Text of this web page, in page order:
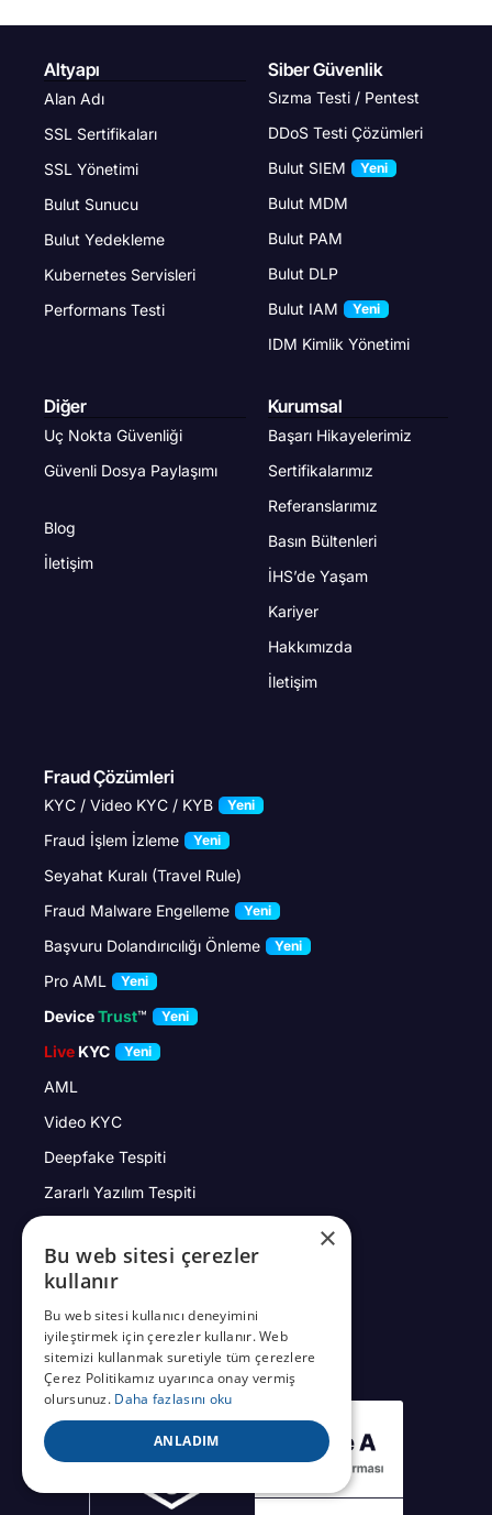
Altyapı
Alan Adı
SSL Sertifikaları
SSL Yönetimi
Bulut Sunucu
Bulut Yedekleme
Kubernetes Servisleri
Performans Testi
Siber Güvenlik
Sızma Testi / Pentest
DDoS Testi Çözümleri
Bulut SIEM
Yeni
Bulut MDM
Bulut PAM
Bulut DLP
Bulut IAM
Yeni
IDM Kimlik Yönetimi
Diğer
Uç Nokta Güvenliği
Güvenli Dosya Paylaşımı
Blog
İletişim
Kurumsal
Başarı Hikayelerimiz
Sertifikalarımız
Referanslarımız
Basın Bültenleri
İHS’de Yaşam
Kariyer
Hakkımızda
İletişim
Fraud Çözümleri
KYC / Video KYC / KYB Yeni
Fraud İşlem İzleme Yeni
Seyahat Kuralı (Travel Rule)
Fraud Malware Engelleme
Yeni
Başvuru Dolandırıcılığı Önleme Yeni
Pro AML Yeni
DeviceTrust™ Yeni
Live KYC Yeni
AML
Video KYC
Deepfake Tespiti
Zararlı Yazılım Tespiti
Operasyon Yönetimi
Yüz Tanıma
×
Bu web sitesi çerezler
kullanır
Bu web sitesi kullanıcı deneyimini
iyileştirmek için çerezler kullanır. Web
sitemizi kullanmak suretiyle tüm çerezlere
Çerez Politikamız uyarınca onay vermiş
olursunuz. Daha fazlasını oku
ANLADIM